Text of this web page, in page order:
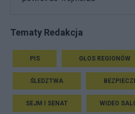
Tematy Redakcja
PIS GŁOS REGIONÓW
ŚLEDZTWA
SEJM I SENAT WIDEO